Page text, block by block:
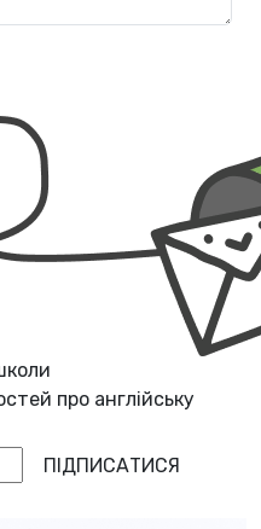
про англійську
ПІДПИСАТИСЯ